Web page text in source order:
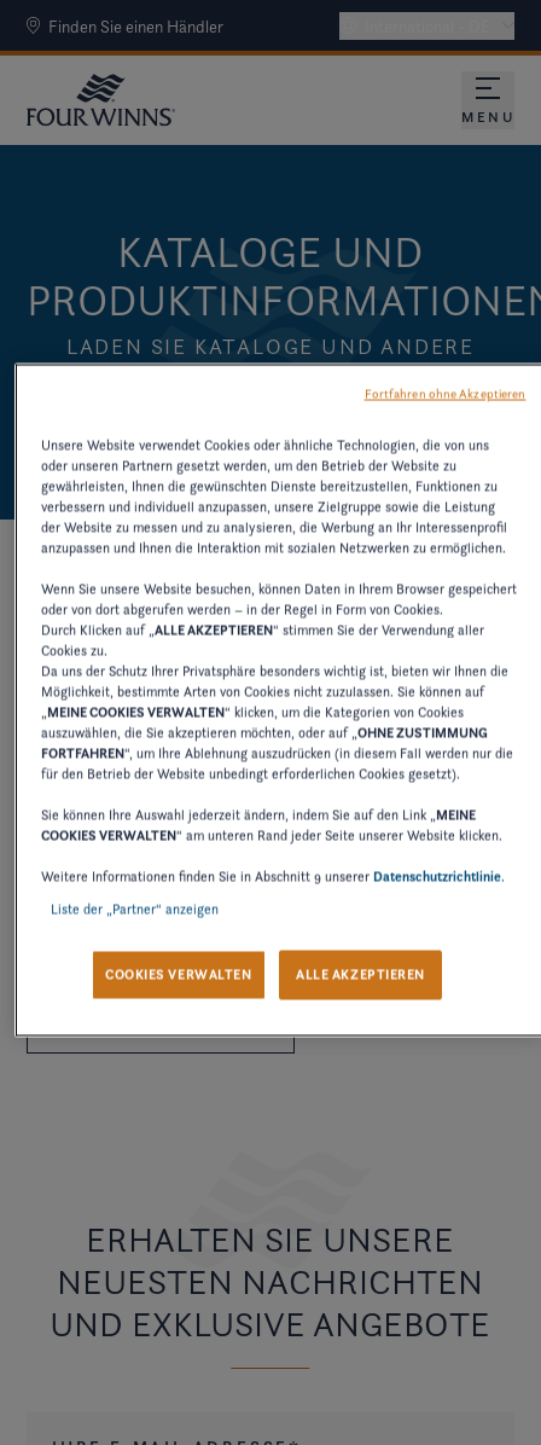
Finden Sie einen Händler
MENU
KATALOGE UND
LADEN SIE KATALOGE UND ANDERE
RESSOURCEN ZU ÄLTEREN MODELLEN
2027 2026 2025 2024
TECHNISCH
FIRE FIGHTING EQUIPMENT
HERUNTERLADEN
BEDIENUNGSANLEITUNG
OCCUPANT POSITIONS
ERHALTEN SIE UNSERE
NEUESTEN NACHRICHTEN
UND EXKLUSIVE ANGEBOTE
Unsere Website verwendet Cookies oder ähnliche Technologien, die von uns
oder unseren Partnern gesetzt werden, um den Betrieb der Website zu
gewährleisten, Ihnen die gewünschten Dienste bereitzustellen, Funktionen zu
verbessern und individuell anzupassen, unsere Zielgruppe sowie die Leistung
der Website zu messen und zu analysieren, die Werbung an Ihr Interessenprofil
anzupassen und Ihnen die Interaktion mit sozialen Netzwerken zu ermöglichen.
Wenn Sie unsere Website besuchen, können Daten in Ihrem Browser gespeichert
oder von dort abgerufen werden – in der Regel in Form von Cookies.
Durch Klicken auf „ALLE AKZEPTIEREN“ stimmen Sie der Verwendung aller
Cookies zu.
Da uns der Schutz Ihrer Privatsphäre besonders wichtig ist, bieten wir Ihnen die
Möglichkeit, bestimmte Arten von Cookies nicht zuzulassen. Sie können auf
„MEINE COOKIES VERWALTEN“ klicken, um die Kategorien von Cookies
auszuwählen, die Sie akzeptieren möchten, oder auf „OHNE ZUSTIMMUNG
FORTFAHREN“, um Ihre Ablehnung auszudrücken (in diesem Fall werden nur die
für den Betrieb der Website unbedingt erforderlichen Cookies gesetzt).
Sie können Ihre Auswahl jederzeit ändern, indem Sie auf den Link „MEINE
COOKIES VERWALTEN“ am unteren Rand jeder Seite unserer Website klicken.
Weitere Informationen finden Sie in Abschnitt 9 unserer Datenschutzrichtlinie.
Liste der „Partner“ anzeigen
COOKIES VERWALTEN ALLE AKZEPTIEREN
Fortfahren ohne Akzeptieren